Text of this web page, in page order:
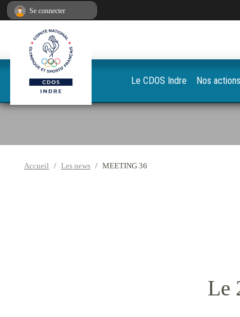
Accueil Les news MEETING 36
Le
Le CDOS Indre Nos actions
Se connecter
Panneau de gestion des cookies